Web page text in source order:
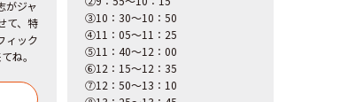
がジャ
て、特
ィック
ね。
③10：30～10：50
④11：05～11：25
⑤11：40～12：00
⑥12：15～12：35
⑦12：50～13：10